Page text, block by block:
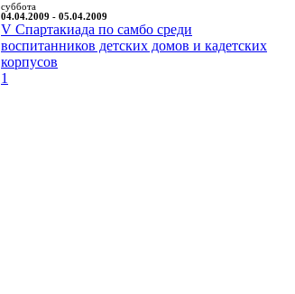
суббота
04.04.2009 - 05.04.2009
V Cпартакиада по самбо среди
воспитанников детских домов и кадетских
корпусов
1